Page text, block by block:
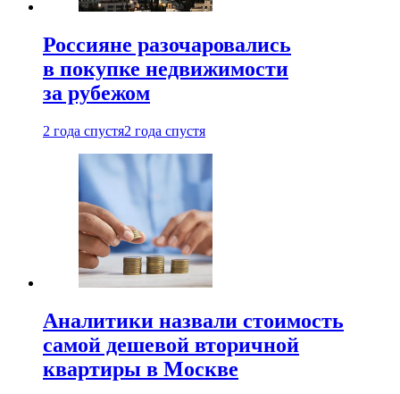
Россияне разочаровались
в покупке недвижимости
за рубежом
2 года спустя2 года спустя
Аналитики назвали стоимость
самой дешевой вторичной
квартиры в Москве